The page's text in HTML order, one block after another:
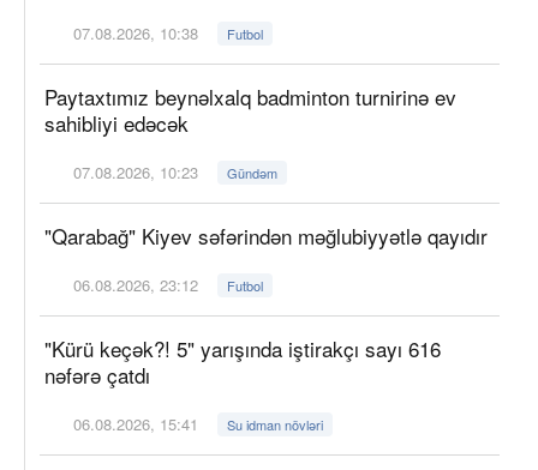
07.08.2026, 10:38 Futbol
Paytaxtımız beynəlxalq badminton turnirinə ev
sahibliyi edəcək
07.08.2026, 10:23 Gündəm
"Qarabağ" Kiyev səfərindən məğlubiyyətlə qayıdır
06.08.2026, 23:12 Futbol
"Kürü keçək?! 5" yarışında iştirakçı sayı 616
nəfərə çatdı
06.08.2026, 15:41 Su idman növləri